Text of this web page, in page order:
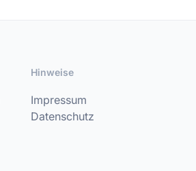
Hinweise
Impressum
Datenschutz